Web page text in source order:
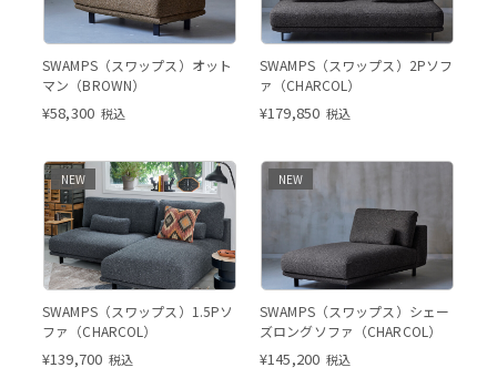
SWAMPS（スワップス）オット
マン（BROWN）
¥58,300 税込
SWAMPS（スワップス）2Pソフ
ァ（CHARCOL）
¥179,850 税込
NEW
SWAMPS（スワップス）1.5Pソ
ファ（CHARCOL）
¥139,700 税込
NEW
SWAMPS（スワップス）シェー
ズロングソファ（CHARCOL）
¥145,200 税込